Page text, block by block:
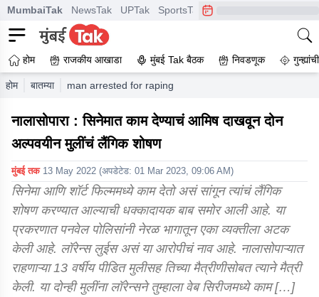
MumbaiTak NewsTak UPTak SportsTak CrimeTak
होम राजकीय आखाडा मुंबई Tak बैठक निवडणूक
होम बातम्या man arrested for raping 2 minor girls in nalasopara
नालासोपारा : सिनेमात काम देण्याचं आमिष दाखवून दोन
अल्पवयीन मुलींचं लैंगिक शोषण
मुंबई तक 13 May 2022 (अपडेटेड: 01 Mar 2023, 09:06 AM)
सिनेमा आणि शॉर्ट फिल्ममध्ये काम देतो असं सांगून त्यांचं लैंगिक
शोषण करण्यात आल्याची धक्कादायक बाब समोर आली आहे. या
प्रकरणात पनवेल पोलिसांनी नेरळ भागातून एका व्यक्तीला अटक
केली आहे. लॉरेन्स लुईस असं या आरोपीचं नाव आहे. नालासोपाऱ्यात
राहणाऱ्या 13 वर्षीय पीडित मुलीसह तिच्या मैत्रीणीसोबत त्याने मैत्री
केली. या दोन्ही मुलींना लॉरेन्सने तुम्हाला वेब सिरीजमध्ये काम […]